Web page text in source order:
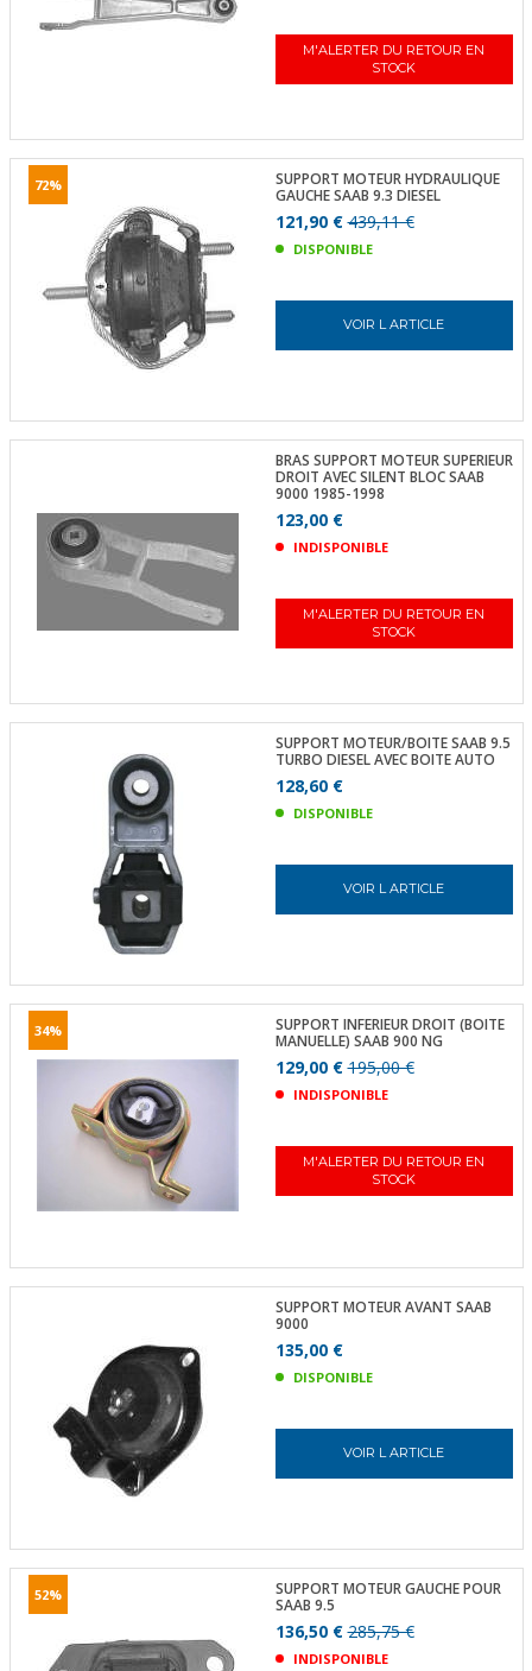
M'ALERTER DU RETOUR EN
STOCK
72%
SUPPORT MOTEUR HYDRAULIQUE
GAUCHE SAAB 9.3 DIESEL
121,90 €439,11 €
DISPONIBLE
VOIR L ARTICLE
BRAS SUPPORT MOTEUR SUPERIEUR
DROIT AVEC SILENT BLOC SAAB
9000 1985-1998
123,00 €
INDISPONIBLE
M'ALERTER DU RETOUR EN
STOCK
SUPPORT MOTEUR/BOITE SAAB 9.5
TURBO DIESEL AVEC BOITE AUTO
128,60 €
DISPONIBLE
VOIR L ARTICLE
34%
SUPPORT INFERIEUR DROIT (BOITE
MANUELLE) SAAB 900 NG
129,00 €195,00 €
INDISPONIBLE
M'ALERTER DU RETOUR EN
STOCK
SUPPORT MOTEUR AVANT SAAB
9000
135,00 €
DISPONIBLE
VOIR L ARTICLE
52%
SUPPORT MOTEUR GAUCHE POUR
SAAB 9.5
136,50 €285,75 €
INDISPONIBLE